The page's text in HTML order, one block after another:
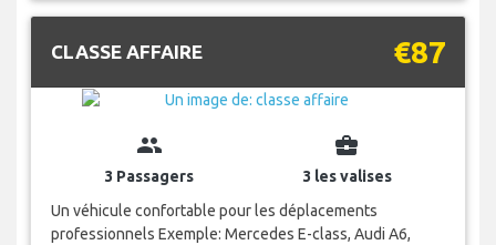
CLASSE AFFAIRE €87
group
3 Passagers
business_center
3 les valises
Un véhicule confortable pour les déplacements
professionnels Exemple: Mercedes E-class, Audi A6,